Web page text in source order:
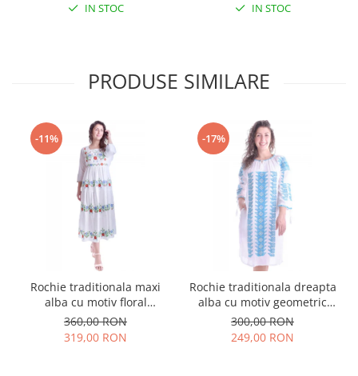
IN STOC IN STOC
PRODUSE SIMILARE
-11%
Rochie traditionala maxi
alba cu motiv floral
multicolor Sanziana
360,00 RON
319,00 RON
-17%
Rochie traditionala dreapta
alba cu motiv geometric
albastru Tania
300,00 RON
249,00 RON